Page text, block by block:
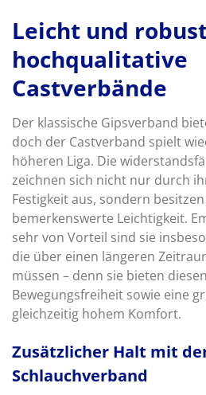
Leicht und
hochqualitative
Castverbände
Der klassische Gipsverband
doch der Castverband spielt
höheren Liga. Die
zeichnen sich nicht nur durch
Festigkeit aus, sondern
bemerkenswerte Leichtigkeit.
sehr von Vorteil sind sie
die über einen längeren
müssen – denn sie bieten
Bewegungsfreiheit sowie eine
gleichzeitig hohem Komfort.
Zusätzlicher Halt mit
Schlauchverband